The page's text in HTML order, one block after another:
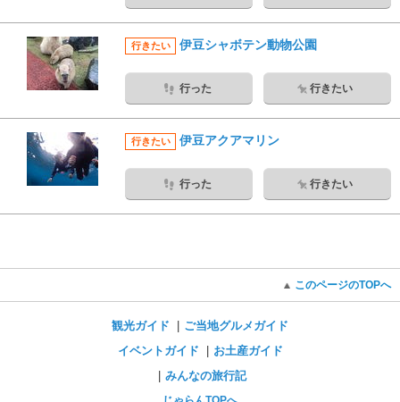
行きたい 伊豆シャボテン動物公園
行った 行きたい
行きたい 伊豆アクアマリン
行った 行きたい
このページのTOPへ
観光ガイド
ご当地グルメガイド
イベントガイド
お土産ガイド
みんなの旅行記